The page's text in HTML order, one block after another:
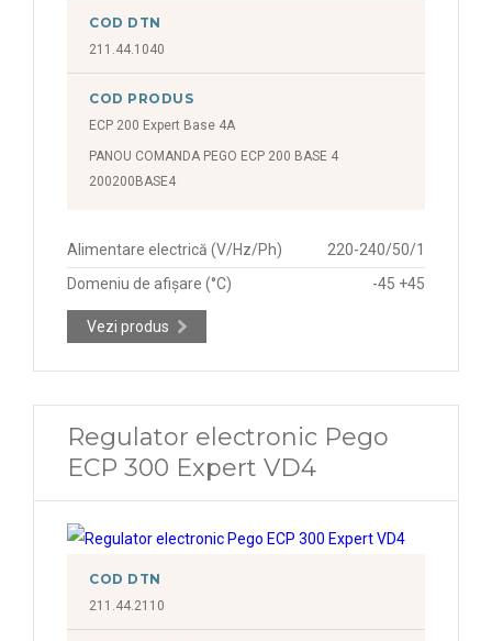
COD DTN
211.44.1040
COD PRODUS
ECP 200 Expert Base 4A
PANOU COMANDA PEGO ECP 200 BASE 4
200200BASE4
Alimentare electrică (V/Hz/Ph)
220-240/50/1
Domeniu de afișare (°C)
-45 +45
Vezi produs
Regulator electronic Pego
ECP 300 Expert VD4
COD DTN
211.44.2110